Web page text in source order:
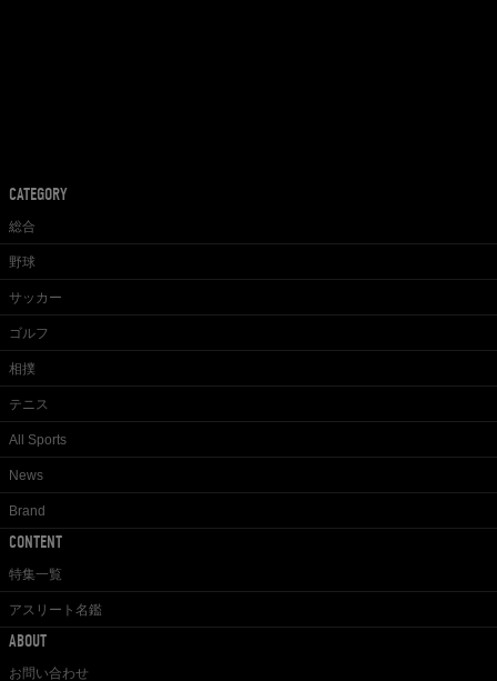
CATEGORY
総合
野球
サッカー
ゴルフ
相撲
テニス
All Sports
News
Brand
CONTENT
特集一覧
アスリート名鑑
ABOUT
お問い合わせ